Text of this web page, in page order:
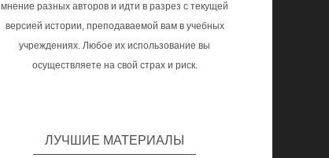
мнение разных авторов и идти в разрез с текущей
версией истории, преподаваемой вам в учебных
учреждениях. Любое их использование вы
осуществляете на свой страх и риск.
ЛУЧШИЕ МАТЕРИАЛЫ